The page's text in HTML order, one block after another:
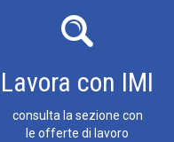
Lavora con IMI
consulta la sezione con
le offerte di lavoro